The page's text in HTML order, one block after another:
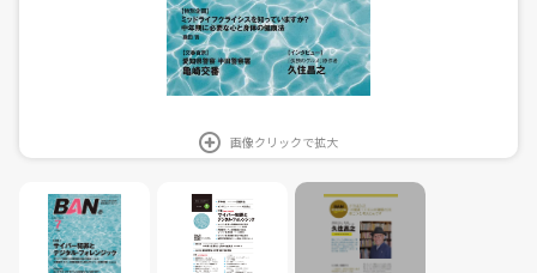
画像クリックで拡大